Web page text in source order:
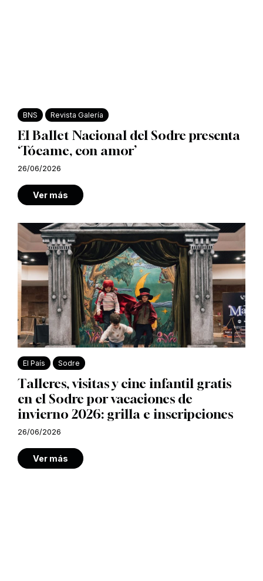
BNS Revista Galería
El Ballet Nacional del Sodre presenta
‘Tócame, con amor’
26/06/2026
Ver más
El País Sodre
Talleres, visitas y cine infantil gratis
en el Sodre por vacaciones de
invierno 2026: grilla e inscripciones
26/06/2026
Ver más